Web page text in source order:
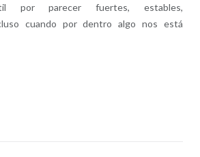
por parecer fuertes, estables,
cuando por dentro algo nos está